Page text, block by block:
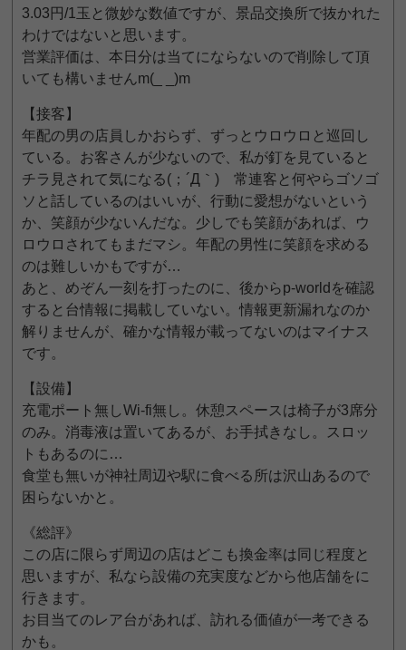
3.03円/1玉と微妙な数値ですが、景品交換所で抜かれた
わけではないと思います。
営業評価は、本日分は当てにならないので削除して頂
いても構いませんm(_ _)m
【接客】
年配の男の店員しかおらず、ずっとウロウロと巡回し
ている。お客さんが少ないので、私が釘を見ていると
チラ見されて気になる(；´Д｀) 常連客と何やらゴソゴ
ソと話しているのはいいが、行動に愛想がないという
か、笑顔が少ないんだな。少しでも笑顔があれば、ウ
ロウロされてもまだマシ。年配の男性に笑顔を求める
のは難しいかもですが…
あと、めぞん一刻を打ったのに、後からp-worldを確認
すると台情報に掲載していない。情報更新漏れなのか
解りませんが、確かな情報が載ってないのはマイナス
です。
【設備】
充電ポート無しWi-fi無し。休憩スペースは椅子が3席分
のみ。消毒液は置いてあるが、お手拭きなし。スロッ
トもあるのに…
食堂も無いが神社周辺や駅に食べる所は沢山あるので
困らないかと。
《総評》
この店に限らず周辺の店はどこも換金率は同じ程度と
思いますが、私なら設備の充実度などから他店舗をに
行きます。
お目当てのレア台があれば、訪れる価値が一考できる
かも。